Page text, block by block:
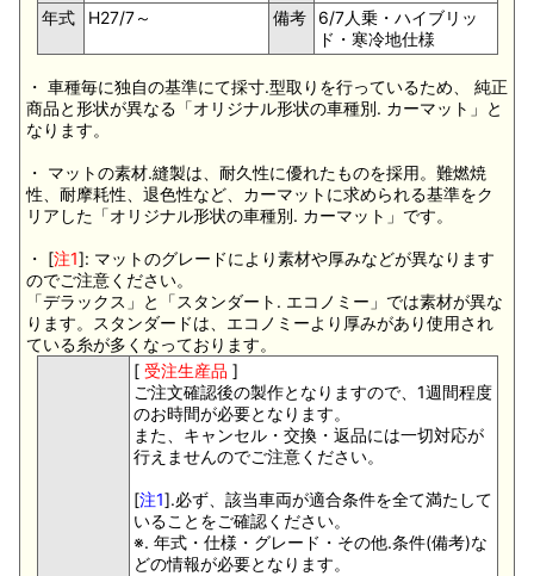
年式 H27/7～ 備考
6/7人乗・ハイブリッ
ド・寒冷地仕様
・ 車種毎に独自の基準にて採寸.型取りを行っているため、 純正
商品と形状が異なる「オリジナル形状の車種別. カーマット」と
なります。
・ マットの素材.縫製は、耐久性に優れたものを採用。難燃焼
性、耐摩耗性、退色性など、カーマットに求められる基準をク
リアした「オリジナル形状の車種別. カーマット」です。
・ [注1]: マットのグレードにより素材や厚みなどが異なります
のでご注意ください。
「デラックス」と「スタンダート. エコノミー」では素材が異な
ります。スタンダードは、エコノミーより厚みがあり使用され
ている糸が多くなっております。
[ 受注生産品 ]
ご注文確認後の製作となりますので、1週間程度
のお時間が必要となります。
また、キャンセル・交換・返品には一切対応が
行えませんのでご注意ください。
[注1].必ず、該当車両が適合条件を全て満たして
いることをご確認ください。
※. 年式・仕様・グレード・その他.条件(備考)な
どの情報が必要となります。